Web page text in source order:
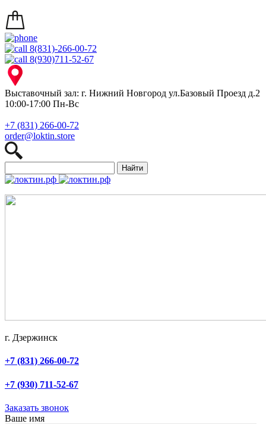
8(831)-266-00-72
8(930)711-52-67
Выставочный зал: г. Нижний Новгород ул.Базовый Проезд д.2
10:00-17:00 Пн-Вс
+7 (831) 266-00-72
order@loktin.store
Найти
г. Дзержинск
+7 (831) 266-00-72
+7 (930) 711-52-67
Заказать звонок
Ваше имя